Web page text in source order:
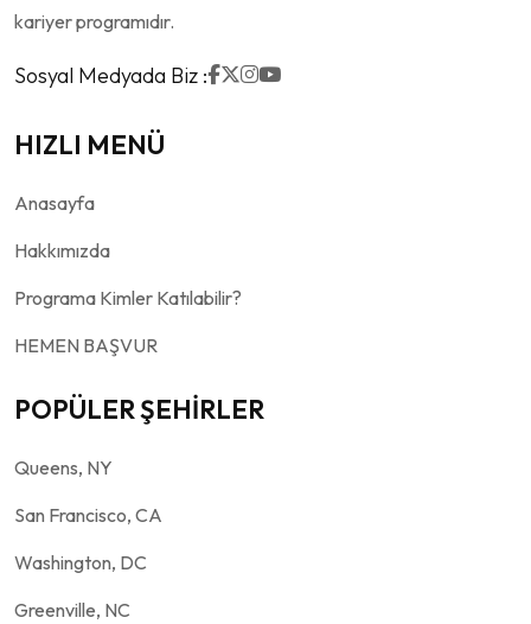
kariyer programıdır.
Sosyal Medyada Biz :
HIZLI MENÜ
Anasayfa
Hakkımızda
Programa Kimler Katılabilir?
HEMEN BAŞVUR
POPÜLER ŞEHİRLER
Queens, NY
San Francisco, CA
Washington, DC
Greenville, NC